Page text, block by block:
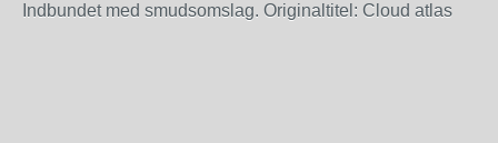
Indbundet med smudsomslag. Originaltitel: Cloud atlas